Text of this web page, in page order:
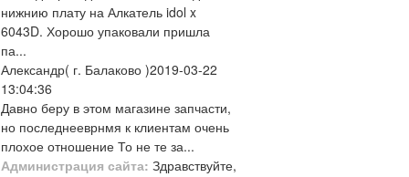
нижнию плату на Алкатель idol x
6043D. Хорошо упаковали пришла
па...
Александр( г. Балаково )2019-03-22
13:04:36
Давно беру в этом магазине запчасти,
но последнееврнмя к клиентам очень
плохое отношение То не те за...
Администрация сайта: Здравствуйте,